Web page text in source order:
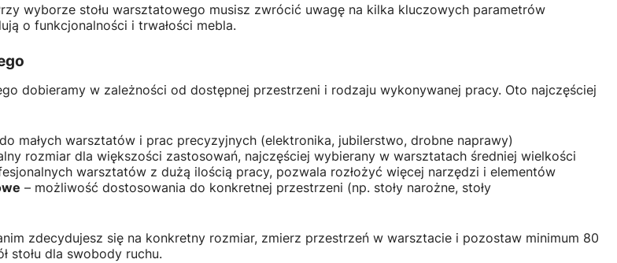
wyborze stołu warsztatowego musisz zwrócić uwagę na kilka kluczowych parametrów
o funkcjonalności i trwałości mebla.
dobieramy w zależności od dostępnej przestrzeni i rodzaju wykonywanej pracy. Oto najczęściej
małych warsztatów i prac precyzyjnych (elektronika, jubilerstwo, drobne naprawy)
rozmiar dla większości zastosowań, najczęściej wybierany w warsztatach średniej wielkości
warsztatów z dużą ilością pracy, pozwala rozłożyć więcej narzędzi i elementów
– możliwość dostosowania do konkretnej przestrzeni (np. stoły narożne, stoły
zdecydujesz się na konkretny rozmiar, zmierz przestrzeń w warsztacie i pozostaw minimum 80
stołu dla swobody ruchu.